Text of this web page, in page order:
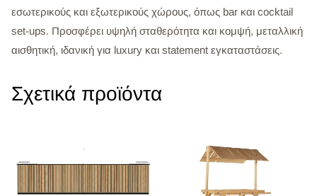
εσωτερικούς και εξωτερικούς χώρους, όπως bar και cocktail
set-ups. Προσφέρει υψηλή σταθερότητα και κομψή, μεταλλική
αισθητική, ιδανική για luxury και statement εγκαταστάσεις.
Σχετικά προϊόντα